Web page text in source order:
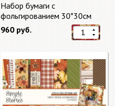
Набор бумаги с
фольгированием 30*30см
Сладкая весна "Sweet Spring"
8 листов Prima Marketing
960 руб.